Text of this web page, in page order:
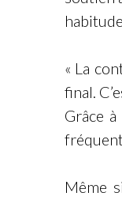
« La
final.
Grâce
Même